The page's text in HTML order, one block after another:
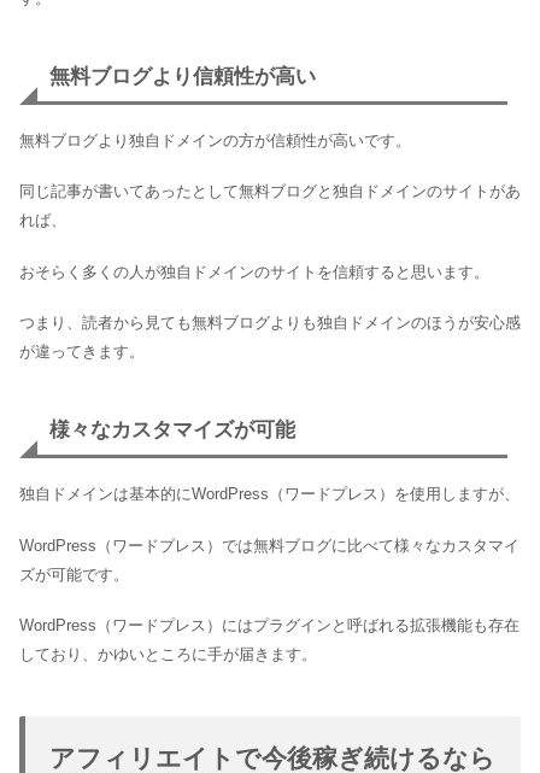
無料ブログより信頼性が高い
無料ブログより独自ドメインの方が信頼性が高いです。
同じ記事が書いてあったとして無料ブログと独自ドメインのサイトがあ
れば、
おそらく多くの人が独自ドメインのサイトを信頼すると思います。
つまり、読者から見ても無料ブログよりも独自ドメインのほうが安心感
が違ってきます。
様々なカスタマイズが可能
独自ドメインは基本的にWordPress（ワードプレス）を使用しますが、
WordPress（ワードプレス）では無料ブログに比べて様々なカスタマイ
ズが可能です。
WordPress（ワードプレス）にはプラグインと呼ばれる拡張機能も存在
しており、かゆいところに手が届きます。
アフィリエイトで今後稼ぎ続けるなら